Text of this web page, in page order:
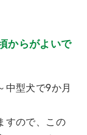
からがよいで
中型犬で9か月
すので、この